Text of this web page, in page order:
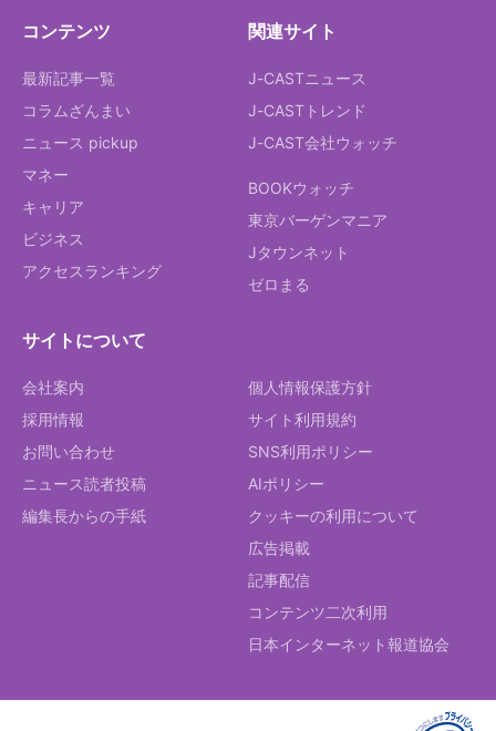
コンテンツ
最新記事一覧
コラムざんまい
ニュース pickup
マネー
キャリア
ビジネス
アクセスランキング
関連サイト
J-CASTニュース
J-CASTトレンド
J-CAST会社ウォッチ
BOOKウォッチ
東京バーゲンマニア
Jタウンネット
ゼロまる
サイトについて
会社案内
採用情報
お問い合わせ
ニュース読者投稿
編集長からの手紙
個人情報保護方針
サイト利用規約
SNS利用ポリシー
AIポリシー
クッキーの利用について
広告掲載
記事配信
コンテンツ二次利用
日本インターネット報道協会